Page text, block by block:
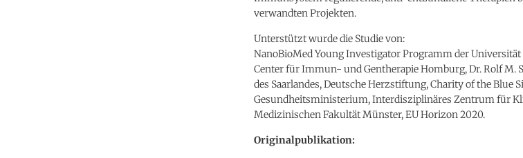
verwandten Projekten.
Unterstützt wurde die Studie von:
NanoBioMed Young Investigator Programm der Universität
Center für Immun- und Gentherapie Homburg, Dr. Rolf M.
des Saarlandes, Deutsche Herzstiftung, Charity of the Blue
Gesundheitsministerium, Interdisziplinäres Zentrum für
Medizinischen Fakultät Münster, EU Horizon 2020.
Originalpublikation: